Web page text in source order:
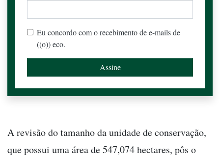
Eu concordo com o recebimento de e-mails de
((o)) eco.
A revisão do tamanho da unidade de conservação,
que possui uma área de 547,074 hectares, pôs o